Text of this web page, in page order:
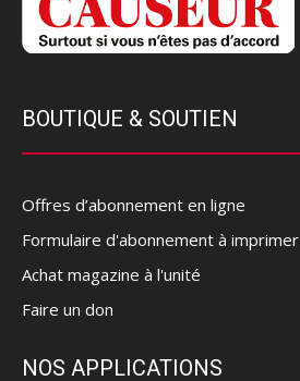
BOUTIQUE & SOUTIEN
Offres d’abonnement en ligne
Formulaire d'abonnement à imprimer
Achat magazine à l'unité
Faire un don
NOS APPLICATIONS